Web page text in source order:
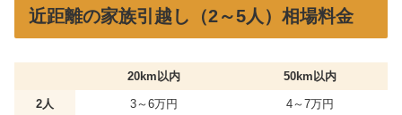
近距離の家族引越し（2～5人）相場料金
20km以内 50km以内
2人 3～6万円 4～7万円